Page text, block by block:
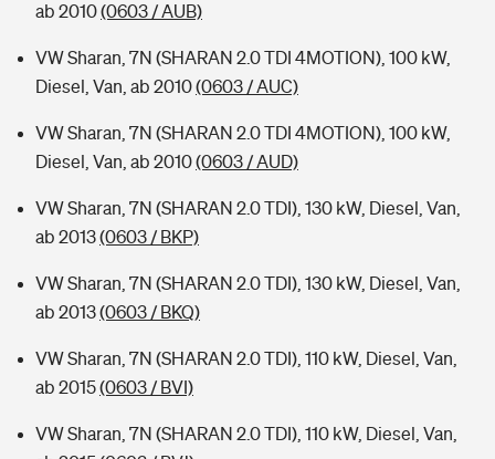
ab 2010(0603 / AUB)
VW Sharan, 7N (SHARAN 2.0 TDI 4MOTION), 100 kW,
Diesel, Van, ab 2010(0603 / AUC)
VW Sharan, 7N (SHARAN 2.0 TDI 4MOTION), 100 kW,
Diesel, Van, ab 2010(0603 / AUD)
VW Sharan, 7N (SHARAN 2.0 TDI), 130 kW, Diesel, Van,
ab 2013(0603 / BKP)
VW Sharan, 7N (SHARAN 2.0 TDI), 130 kW, Diesel, Van,
ab 2013(0603 / BKQ)
VW Sharan, 7N (SHARAN 2.0 TDI), 110 kW, Diesel, Van,
ab 2015(0603 / BVI)
VW Sharan, 7N (SHARAN 2.0 TDI), 110 kW, Diesel, Van,